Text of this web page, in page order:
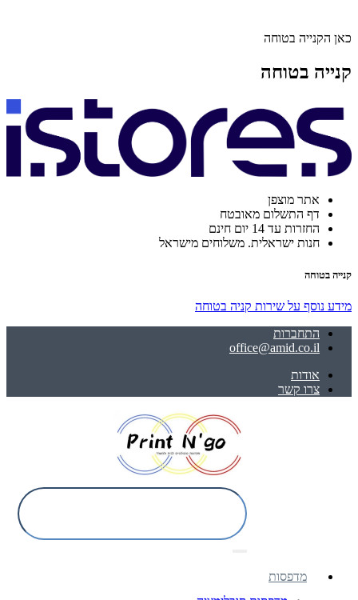
כאן הקנייה בטוחה
קנייה בטוחה
אתר מוצפן
דף התשלום מאובטח
החזרות עד 14 יום חינם
חנות ישראלית. משלוחים מישראל
קנייה בטוחה
מידע נוסף על שירות קניה בטוחה
התחברות
office@amid.co.il
אודות
צרו קשר
מדפסות